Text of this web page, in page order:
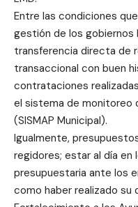
Entre las condiciones
gestión de los gobiernos
transferencia directa de
transaccional con buen
contrataciones
el sistema de monitoreo
(SISMAP Municipal).
Igualmente,
regidores; estar al día en
presupuestaria ante los
como haber realizado su